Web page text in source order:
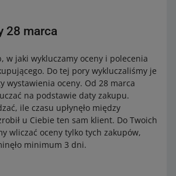
28 marca
w jaki wykluczamy oceny i polecenia
Do tej pory wykluczaliśmy je
wystawienia oceny. Od 28 marca
na podstawie daty zakupu.
ile czasu upłynęło między
u Ciebie ten sam klient. Do Twoich
wliczać oceny tylko tych zakupów,
minimum 3 dni.